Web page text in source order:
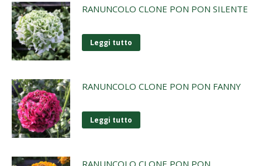
RANUNCOLO CLONE PON PON SILENTE
Leggi tutto
RANUNCOLO CLONE PON PON FANNY
Leggi tutto
RANUNCOLO CLONE PON PON